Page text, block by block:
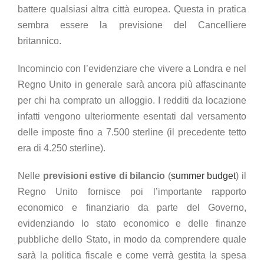
battere qualsiasi altra città europea. Questa in pratica
sembra essere la previsione del Cancelliere
britannico.
Incomincio con l’evidenziare che vivere a Londra e nel
Regno Unito in generale sarà ancora più affascinante
per chi ha comprato un alloggio. I redditi da locazione
infatti vengono ulteriormente esentati dal versamento
delle imposte fino a 7.500 sterline (il precedente tetto
era di 4.250 sterline).
Nelle previsioni estive di bilancio (summer budget) il
Regno Unito fornisce poi l’importante rapporto
economico e finanziario da parte del Governo,
evidenziando lo stato economico e delle finanze
pubbliche dello Stato, in modo da comprendere quale
sarà la politica fiscale e come verrà gestita la spesa